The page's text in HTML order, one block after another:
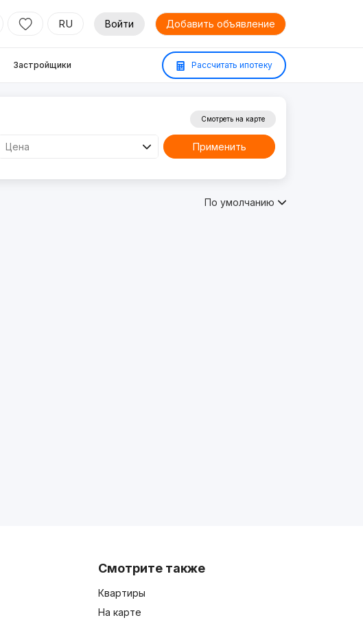
RU Войти Добавить объявление
Застройщики Рассчитать ипотеку
Цена
Смотреть на карте
Применить
По умолчанию
Смотрите также
Квартиры
На карте